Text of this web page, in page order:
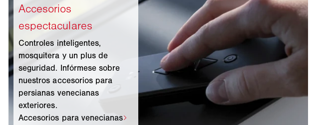
Controles inteligentes,
mosquitera y un plus de
seguridad. Infórmese sobre
nuestros accesorios para
persianas venecianas
exteriores.